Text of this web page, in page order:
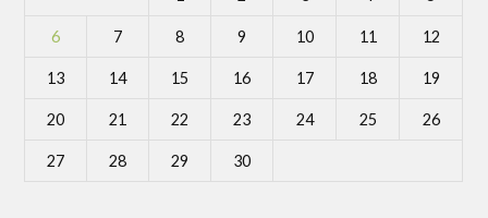
6 7 8 9 10 11 12
13 14 15 16 17 18 19
20 21 22 23 24 25 26
27 28 29 30